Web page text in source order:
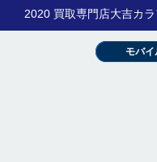
2020 買取専門店大吉カ
モバイ